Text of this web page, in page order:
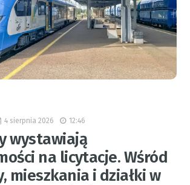
4 sierpnia 2026 12:46
wystawiają
na licytacje. Wśród
mieszkania i działki w